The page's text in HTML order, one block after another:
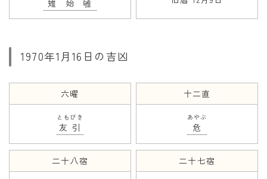
紋切り遊び
折り紙・切り紙
雉始雊
1970年1月16日の吉凶
六曜
友引
ともびき
十二直
危
あやぶ
二十八宿 二十七宿